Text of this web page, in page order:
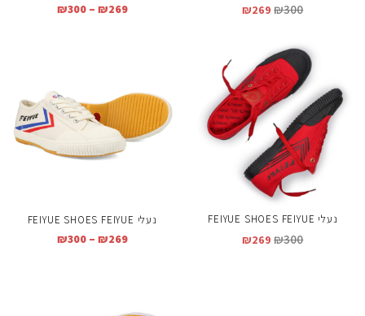
₪300
₪269
₪269
–
₪300
נעלי FEIYUE SHOES FEIYUE
₪300
₪269
נעלי FEIYUE SHOES FEIYUE
₪269
–
₪300